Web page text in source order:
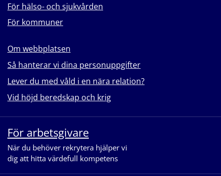
För hälso- och sjukvården
För kommuner
Om webbplatsen
Så hanterar vi dina personuppgifter
Lever du med våld i en nära relation?
Vid höjd beredskap och krig
För arbetsgivare
När du behöver rekrytera hjälper vi
dig att hitta värdefull kompetens